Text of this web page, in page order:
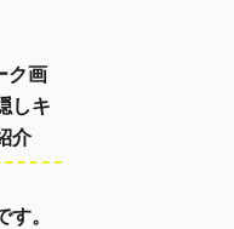
ク画
しキ
介
。